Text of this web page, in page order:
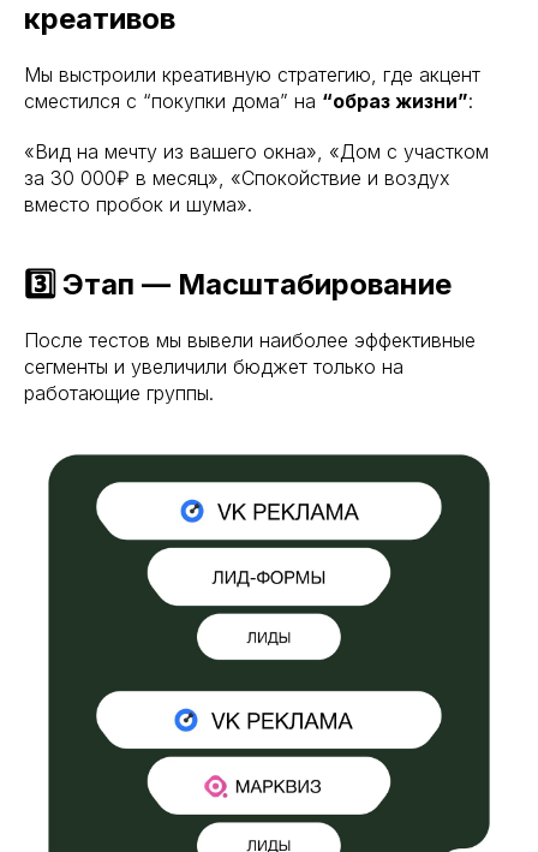
креативов
Мы выстроили креативную стратегию, где акцент
сместился с “покупки дома” на “образ жизни”:
«Вид на мечту из вашего окна», «Дом с участком
за 30 000₽ в месяц», «Спокойствие и воздух
вместо пробок и шума».
3️⃣ Этап — Масштабирование
После тестов мы вывели наиболее эффективные
сегменты и увеличили бюджет только на
работающие группы.